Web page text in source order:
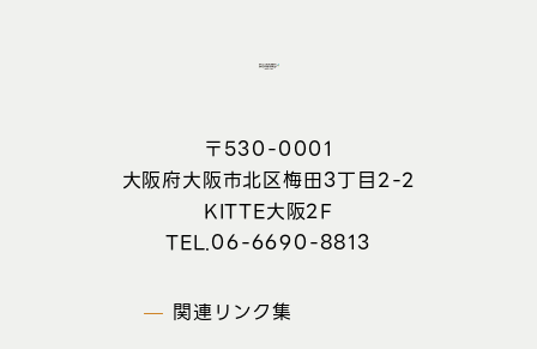
〒530-0001
大阪府大阪市北区梅田3丁目2-2
KITTE大阪2F
06-6690-8813
関連リンク集